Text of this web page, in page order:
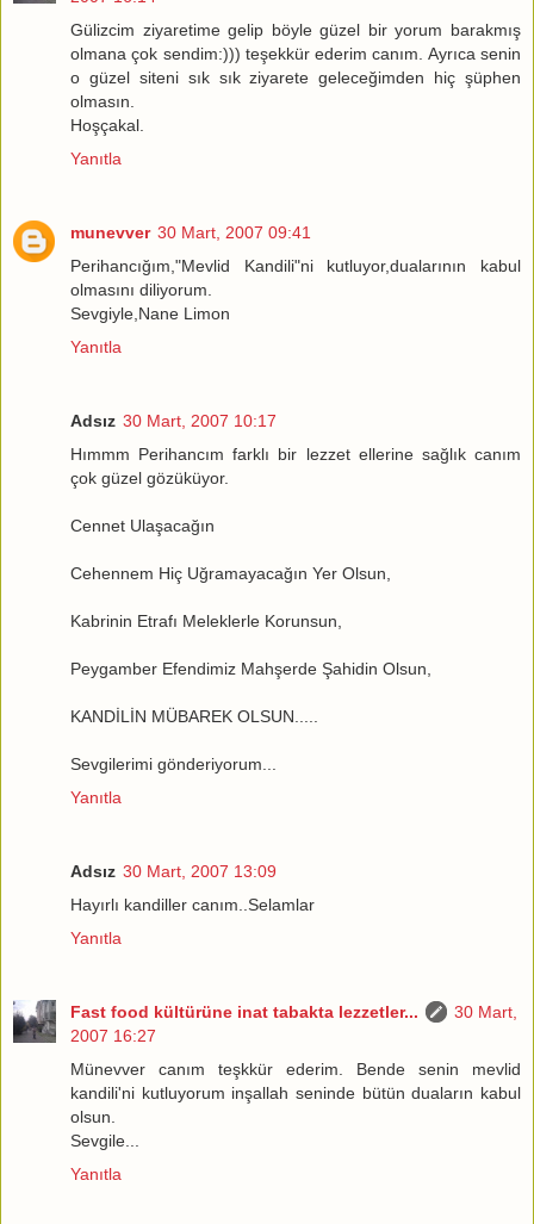
Gülizcim ziyaretime gelip böyle güzel bir yorum barakmış
olmana çok sendim:))) teşekkür ederim canım. Ayrıca senin
o güzel siteni sık sık ziyarete geleceğimden hiç şüphen
olmasın.
Hoşçakal.
Yanıtla
munevver 30 Mart, 2007 09:41
Perihancığım,"Mevlid Kandili"ni kutluyor,dualarının kabul
olmasını diliyorum.
Sevgiyle,Nane Limon
Yanıtla
Adsız 30 Mart, 2007 10:17
Hımmm Perihancım farklı bir lezzet ellerine sağlık canım
çok güzel gözüküyor.
Cennet Ulaşacağın
Cehennem Hiç Uğramayacağın Yer Olsun,
Kabrinin Etrafı Meleklerle Korunsun,
Peygamber Efendimiz Mahşerde Şahidin Olsun,
KANDİLİN MÜBAREK OLSUN.....
Sevgilerimi gönderiyorum...
Yanıtla
Adsız 30 Mart, 2007 13:09
Hayırlı kandiller canım..Selamlar
Yanıtla
Fast food kültürüne inat tabakta lezzetler...
30 Mart,
2007 16:27
Münevver canım teşkkür ederim. Bende senin mevlid
kandili'ni kutluyorum inşallah seninde bütün duaların kabul
olsun.
Sevgile...
Yanıtla